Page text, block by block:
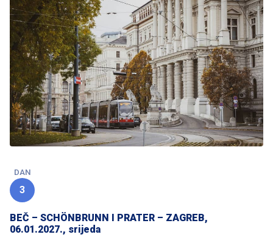
DAN
3
BEČ – SCHÖNBRUNN I PRATER – ZAGREB,
06.01.2027., srijeda